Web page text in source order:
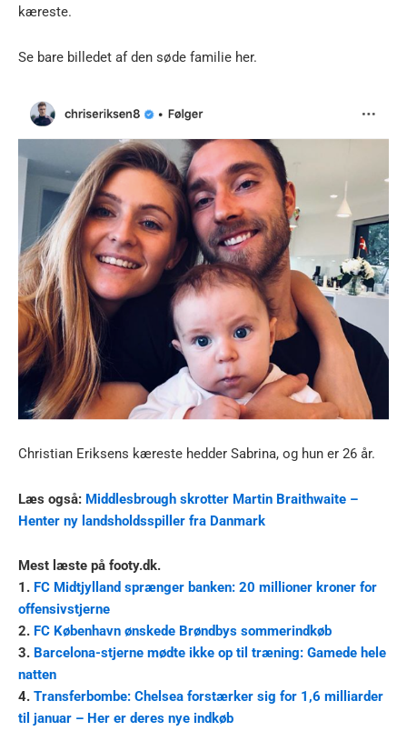
kæreste.
Se bare billedet af den søde familie her.
Christian Eriksens kæreste hedder Sabrina, og hun er 26 år.
Læs også: Middlesbrough skrotter Martin Braithwaite –
Henter ny landsholdsspiller fra Danmark
Mest læste på footy.dk.
1. FC Midtjylland sprænger banken: 20 millioner kroner for
offensivstjerne
2. FC København ønskede Brøndbys sommerindkøb
3. Barcelona-stjerne mødte ikke op til træning: Gamede hele
natten
4. Transferbombe: Chelsea forstærker sig for 1,6 milliarder
til januar – Her er deres nye indkøb